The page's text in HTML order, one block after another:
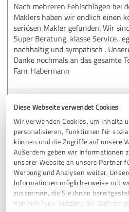
Diese Webseite verwendet Cookies
Wir verwenden Cookies, um Inhalte
personalisieren, Funktionen für
können und die Zugriffe auf unsere
Außerdem geben wir Informationen
unserer Website an unsere Partner
Werbung und Analysen weiter.
Informationen möglicherweise mit
zusammen, die Sie ihnen
Rahmen Ihrer Nutzung der Dienste
Nach mehreren Fehlschlägen bei
Maklers haben wir endlich einen
seriösen Makler gefunden. Wir
Super Beratung, klasse Service..
nachhaltig und sympatisch .
Danke nochmals an das gesamte
Fam. Habermann
Erfahrungsbericht & Bewertung zu:
10.02.2018 Anonym
5,00 von 5
SEHR GUT